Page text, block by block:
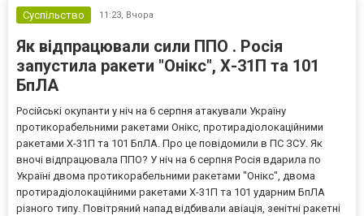
Суспільство 11:23, Вчора
Як відпрацювали сили ППО . Росія
запустила ракети "Онікс", Х-31П та 101
БпЛА
Російські окупанти у ніч на 6 серпня атакували Україну
протикорабельними ракетами Онікс, протирадіолокаційними
ракетами Х-31П та 101 БпЛА. Про це повідомили в ПС ЗСУ. Як
вночі відпрацювала ППО? У ніч на 6 серпня Росія вдарила по
Україні двома протикорабельними ракетами "Онікс", двома
протирадіолокаційними ракетами Х-31П та 101 ударним БпЛА
різного типу. Повітряний напад відбивали авіація, зенітні ракетні